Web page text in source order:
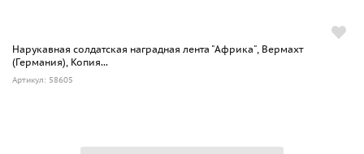
Нарукавная солдатская наградная лента "Африка", Вермахт
(Германия), Копия...
Артикул: 58605